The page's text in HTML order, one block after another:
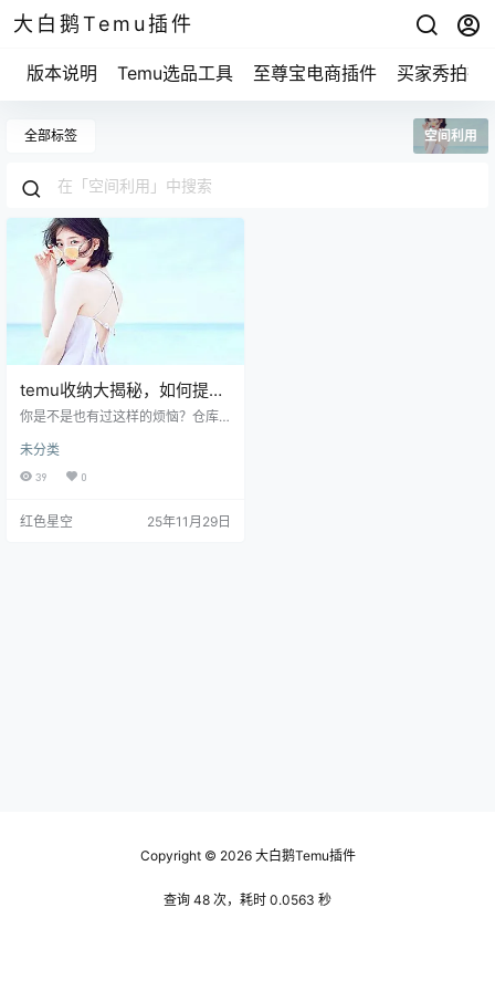
大白鹅Temu插件
版本说明 Temu选品工具 至尊宝电商插件 买家秀拍摄
全部标签 空间利用
temu收纳大揭秘，如何提高
你的空间利用率？
你是不是也有过这样的烦恼？仓库
的东西却得先翻十分钟，仿佛上演
了一场寻找宝藏的游戏。其实呢，
法，就是关于temu收纳，这能有效
未分类
39 0
红色星空 25年11月29日
Copyright © 2026大白鹅Temu插件
查询 48 次，耗时 0.0563 秒